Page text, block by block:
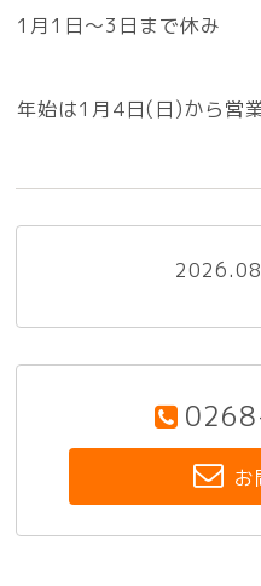
1月1日～3日まで休み
年始は1月4日(日)から営
お